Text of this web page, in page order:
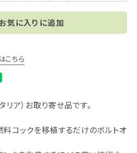
気に入りに追加
こちら
ア）お取り寄せ品です。
コックを移植するだけのボルトオ